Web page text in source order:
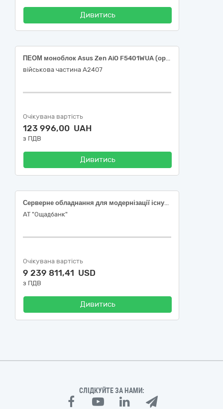
Дивитись
ПЕОМ моноблок Asus Zen AiO F5401WUA (оригінал або еквівалент)
військова частина А2407
Очікувана вартість
123 996,00 UAH
з ПДВ
Дивитись
Серверне обладнання для модернізації існуючого апаратно-програмного комплексу «Система резервного копіювання та відновлення даних в АТ «Ощадбанк»
АТ "Ощадбанк"
Очікувана вартість
9 239 811,41 USD
з ПДВ
Дивитись
СЛІДКУЙТЕ ЗА НАМИ: